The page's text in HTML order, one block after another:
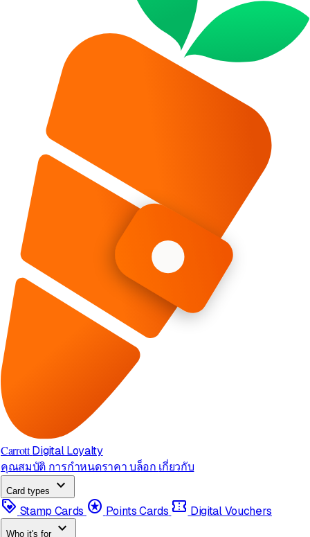
Carrott Digital Loyalty
คุณสมบัติ การกำหนดราคา บล็อก เกี่ยวกับ
Card types
expand_more
loyalty Stamp Cards stars Points Cards confirmation_number Digital Vouchers
Who it's for expand_more